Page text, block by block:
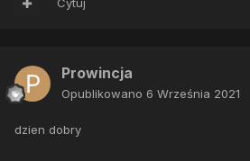
Cytuj
Prowincja
Opublikowano 6 Września 2021
dzien dobry